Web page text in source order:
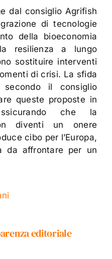
dal consiglio Agrifish
di tecnologie
della bioeconomia
resilienza a lungo
sostituire interventi
di crisi. La sfida
il consiglio
queste proposte in
che la
diventi un onere
cibo per l’Europa,
da affrontare per un
editoriale